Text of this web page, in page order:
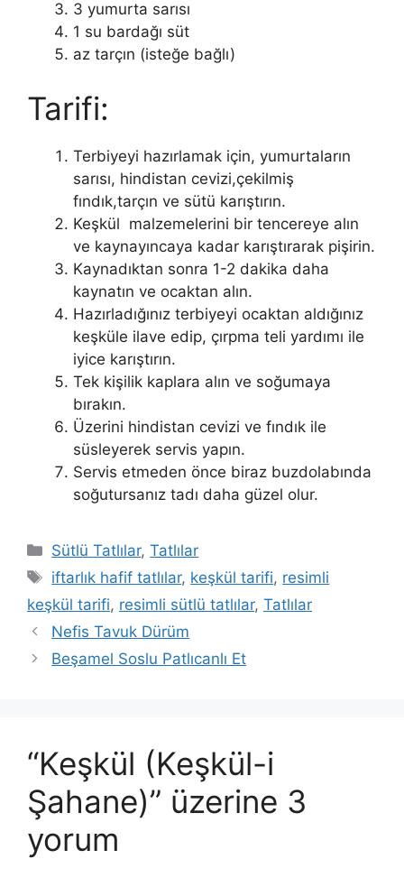
3 yumurta sarısı
1 su bardağı süt
az tarçın (isteğe bağlı)
Tarifi:
Terbiyeyi hazırlamak için, yumurtaların
sarısı, hindistan cevizi,çekilmiş
fındık,tarçın ve sütü karıştırın.
Keşkül malzemelerini bir tencereye alın
ve kaynayıncaya kadar karıştırarak pişirin.
Kaynadıktan sonra 1-2 dakika daha
kaynatın ve ocaktan alın.
Hazırladığınız terbiyeyi ocaktan aldığınız
keşküle ilave edip, çırpma teli yardımı ile
iyice karıştırın.
Tek kişilik kaplara alın ve soğumaya
bırakın.
Üzerini hindistan cevizi ve fındık ile
süsleyerek servis yapın.
Servis etmeden önce biraz buzdolabında
soğutursanız tadı daha güzel olur.
Kategoriler
Sütlü Tatlılar,Tatlılar
Etiketler
iftarlık hafif tatlılar, keşkül tarifi, resimli
keşkül tarifi, resimli sütlü tatlılar, Tatlılar
Nefis Tavuk Dürüm
Beşamel Soslu Patlıcanlı Et
“Keşkül (Keşkül-i
Şahane)” üzerine 3
yorum